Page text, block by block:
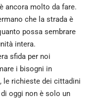
ancora molto da fare.
che la strada è
possa sembrare
intera.
sfida per noi
i bisogni in
le richieste dei cittadini
oggi non è solo un